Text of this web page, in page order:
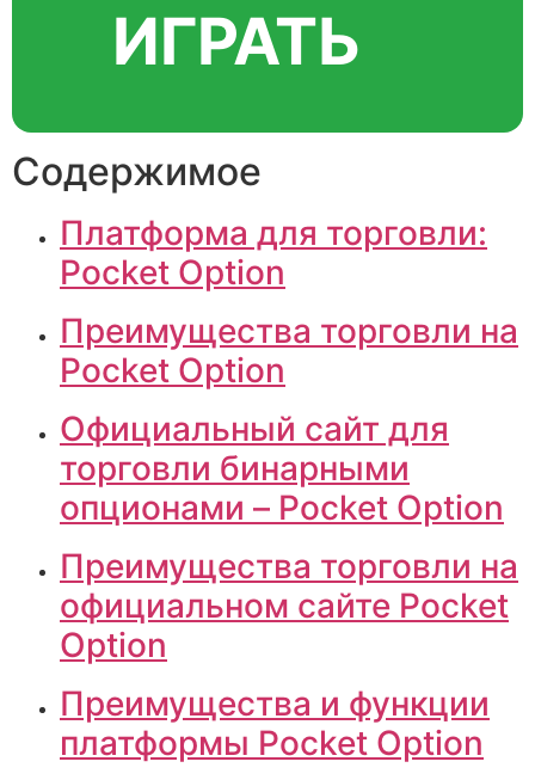
ИГРАТЬ
Содержимое
Платформа для торговли:
Pocket Option
Преимущества торговли на
Pocket Option
Официальный сайт для
торговли бинарными
опционами – Pocket Option
Преимущества торговли на
официальном сайте Pocket
Option
Преимущества и функции
платформы Pocket Option